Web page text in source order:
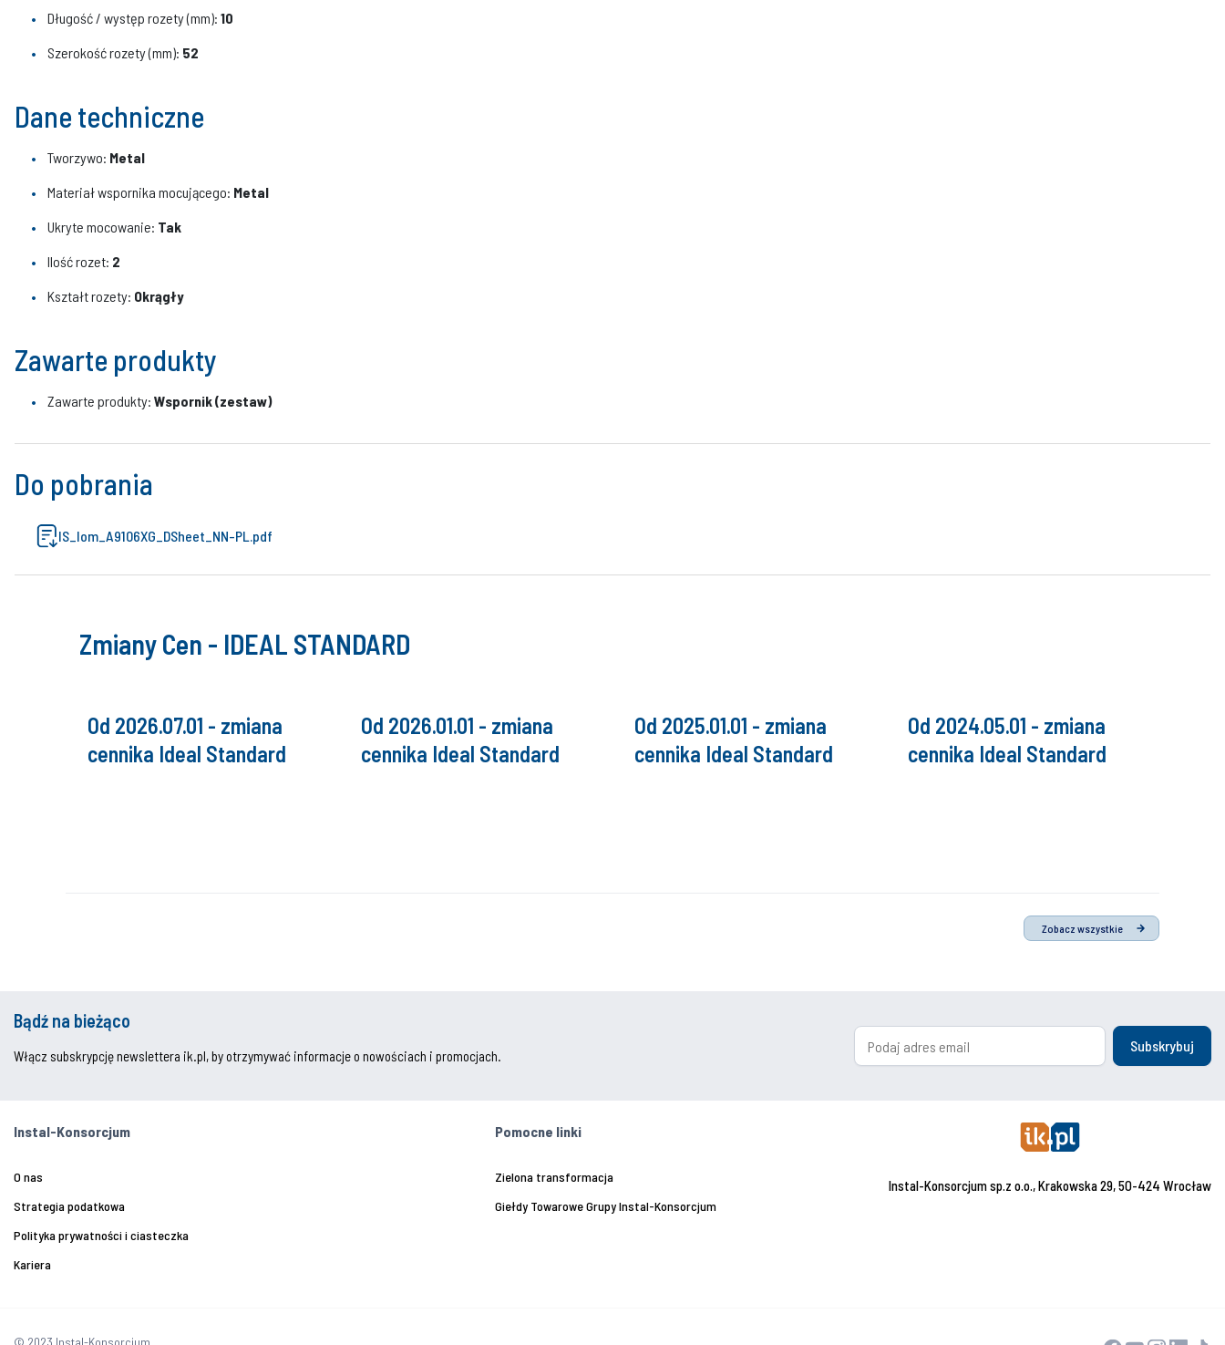
Długość / występ rozety (mm): 10
Szerokość rozety (mm): 52
Dane techniczne
Tworzywo: Metal
Materiał wspornika mocującego: Metal
Ukryte mocowanie: Tak
Ilość rozet: 2
Kształt rozety: Okrągły
Zawarte produkty
Zawarte produkty: Wspornik (zestaw)
Do pobrania
IS_Iom_A9106XG_DSheet_NN-PL.pdf
Zmiany Cen - IDEAL STANDARD
Od 2026.07.01 - zmiana
cennika Ideal Standard
Od 2026.01.01 - zmiana
cennika Ideal Standard
Od 2025.01.01 - zmiana
cennika Ideal Standard
Od 2024.05.01 - zmiana
cennika Ideal Standard
Zobacz wszystkie
Bądź na bieżąco
Włącz subskrypcję newslettera ik.pl, by otrzymywać informacje o nowościach i promocjach.
Subskrybuj
Instal-Konsorcjum
O nas
Strategia podatkowa
Polityka prywatności i ciasteczka
Kariera
Pomocne linki
Zielona transformacja
Giełdy Towarowe Grupy Instal-Konsorcjum
Instal-Konsorcjum sp.z o.o., Krakowska 29, 50-424 Wrocław